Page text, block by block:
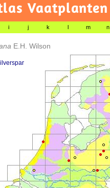
Vaatplanten
i j k l m n
E.H. Wilson